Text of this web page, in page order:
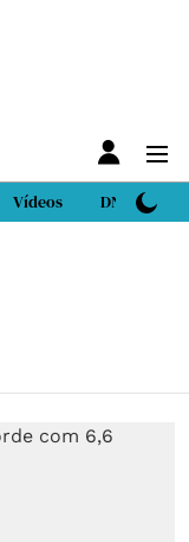
Vídeos DN Sport